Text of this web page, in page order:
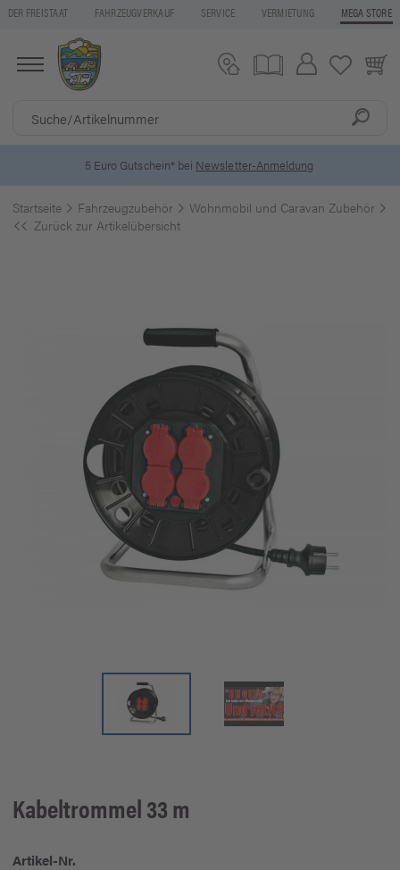
DER FREISTAAT FAHRZEUGVERKAUF SERVICE VERMIETUNG MEGA STORE
5 Euro Gutschein* bei Newsletter-Anmeldung
Startseite Fahrzeugzubehör Wohnmobil und Caravan Zubehör
Zurück zur Artikelübersicht
Kabeltrommel 33 m
Artikel-Nr.